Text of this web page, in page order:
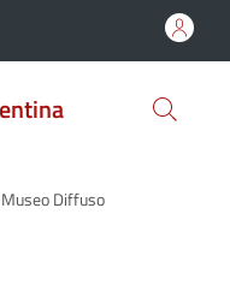
Museo Diffuso